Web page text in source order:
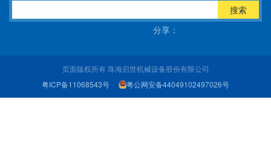
搜索
分享：
页面版权所有 珠海启世机械设备股份有限公司
粤ICP备11068543号
粤公网安备44049102497026号